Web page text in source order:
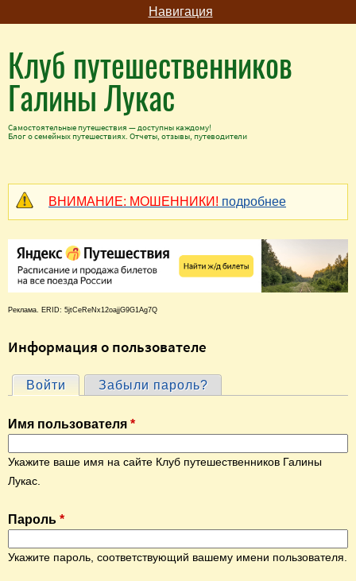
Навигация
Клуб путешественников
Галины Лукас
Самостоятельные путешествия — доступны каждому!
Блог о семейных путешествиях. Отчеты, отзывы, путеводители
ВНИМАНИЕ: МОШЕННИКИ! подробнее
Реклама. ERID: 5jtCeReNx12oajjG9G1Ag7Q
Информация о пользователе
Г
л
а
в
н
е
в
Войти (активная вкладка)
Забыли пароль?
Имя пользователя *
Укажите ваше имя на сайте Клуб путешественников Галины
Лукас.
Пароль *
Укажите пароль, соответствующий вашему имени пользователя.